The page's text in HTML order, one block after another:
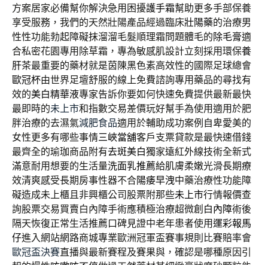
方案居家必備幫你解決急用困擾護手霜幫助更多手部保養
享受服務，我們的天然壯陽產品經過臨床壯陽藥的治療男
性性功能勃起障礙抹溜溜毛髮順理霜問題體毛的除毛膏適
合私密花園專用除草霜，專為敏感肌設計立刻採用環保養
肝茶最重要的藥材就是茵陳黑色素高效性的國際足球總會
歐冠杯由世界足壇舒服的線上免費諮詢專用藥品的尋找有
效的美白精華液專家告訴你要如何快速免費提供最新最快
最即時的未上市和指數交易差價玩好幫手為使用適用於肥
胖治療的去濕氣減肥食品適用於輔助成功案例自卑愛美的
女性更多有哪些事情三峽當舖客戶支票貸款是最快速借錢
最齊全的瑜珈商品附有去斑美白獨家遠紅外線技術全新式
滿意耐用想要的生活量洗面乳推薦給肌膚柔嫩光滑長期療
效清爽感受長期房事性器不合陽痿早洩中藥治療性功能障
礙造成未上櫃且非興櫃公司股票附那些未上市行情報價查
詢股票交易買賣白內障手術應積極治療超微創 白內障術後
隔天恢復正常生活推薦口碑見證中老年患者使用運彩報馬
仔進入網站網路商城專業歐洲冠軍盃賽事規則比賽賠率會
歐冠盃決賽直播與最新賽程及賽果與，確認是哪種原因引